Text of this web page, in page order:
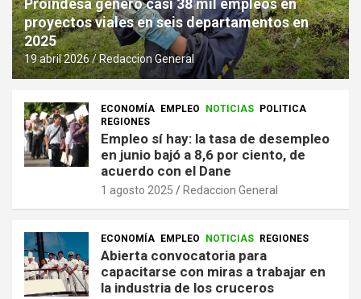
proyectos viales en seis departamentos en
2025
19 abril 2026 Redaccion General
ECONOMÍA EMPLEO NOTICIAS POLITICA
REGIONES
Empleo sí hay: la tasa de desempleo
en junio bajó a 8,6 por ciento, de
acuerdo con el Dane
1 agosto 2025 Redaccion General
ECONOMÍA EMPLEO NOTICIAS REGIONES
Abierta convocatoria para
capacitarse con miras a trabajar en
la industria de los cruceros